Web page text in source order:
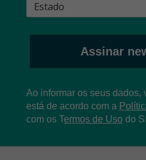
Assinar
Ao informar os seus dados,
está de acordo com a
com os Termos de Uso do